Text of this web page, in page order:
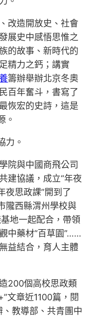
改造開放史、社會
展史中感悟思惟之
的故事、新時代的
精力之鈣；講實
籌辦舉辦北京冬奧
百年奮斗，書寫了
恢宏的史詩，這是
。
力。
院與中國商飛公司
建協議，成立“年夜
夜思政課”開到了
隴西縣渭州學校與
地一起配合，帶領
中藥材“百草園”……
益結合，育人主體
200個高校思政類
文章近1100篇，閱
教導部、共青團中